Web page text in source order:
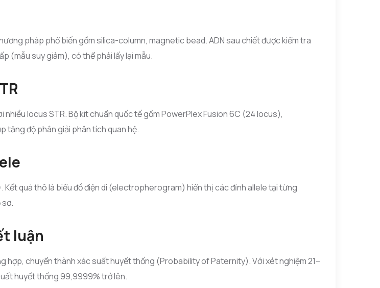
pháp phổ biến gồm silica-column, magnetic bead. ADN sau chiết được kiểm tra
(mẫu suy giảm), có thể phải lấy lại mẫu.
locus STR. Bộ kit chuẩn quốc tế gồm PowerPlex Fusion 6C (24 locus),
tăng độ phân giải phân tích quan hệ.
Kết quả thô là biểu đồ điện di (electropherogram) hiển thị các đỉnh allele tại từng
luận
hợp, chuyển thành xác suất huyết thống (Probability of Paternity). Với xét nghiệm 21–
huyết thống 99,9999% trở lên.